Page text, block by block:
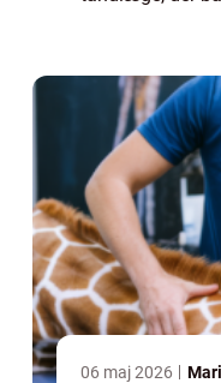
06 maj 2026